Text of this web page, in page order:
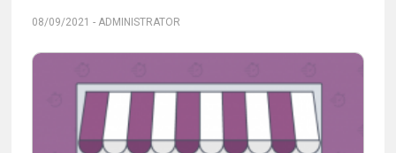
08/09/2021 - ADMINISTRATOR